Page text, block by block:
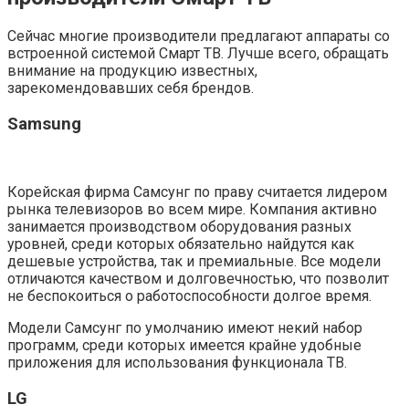
Сейчас многие производители предлагают аппараты со
встроенной системой Смарт ТВ. Лучше всего, обращать
внимание на продукцию известных,
зарекомендовавших себя брендов.
Samsung
Корейская фирма Самсунг по праву считается лидером
рынка телевизоров во всем мире. Компания активно
занимается производством оборудования разных
уровней, среди которых обязательно найдутся как
дешевые устройства, так и премиальные. Все модели
отличаются качеством и долговечностью, что позволит
не беспокоиться о работоспособности долгое время.
Модели Самсунг по умолчанию имеют некий набор
программ, среди которых имеется крайне удобные
приложения для использования функционала ТВ.
LG